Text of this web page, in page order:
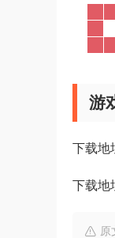
游
下载地
下载地
原